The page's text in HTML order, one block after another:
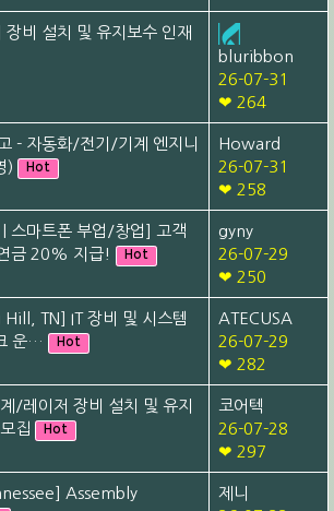
장비 설치 및 유지보수 인재
bluribbon
26-07-31
❤ 264
- 자동화/전기/기계 엔지니
)
Hot
Howard
26-07-31
❤ 258
| 스마트폰 부업/창업] 고객
금 20% 지급!
Hot
gyny
26-07-29
❤ 250
Hill, TN] IT 장비 및 시스템
운…
Hot
ATECUSA
26-07-29
❤ 282
/레이저 장비 설치 및 유지
집
Hot
코어텍
26-07-28
❤ 297
Assembly
제니